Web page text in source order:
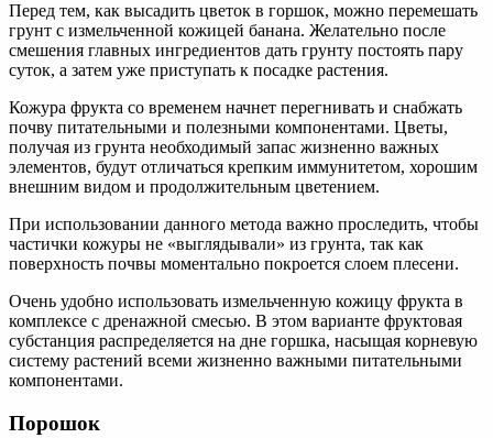
Перед тем, как высадить цветок в горшок, можно перемешать
грунт с измельченной кожицей банана. Желательно после
смешения главных ингредиентов дать грунту постоять пару
суток, а затем уже приступать к посадке растения.
Кожура фрукта со временем начнет перегнивать и снабжать
почву питательными и полезными компонентами. Цветы,
получая из грунта необходимый запас жизненно важных
элементов, будут отличаться крепким иммунитетом, хорошим
внешним видом и продолжительным цветением.
При использовании данного метода важно проследить, чтобы
частички кожуры не «выглядывали» из грунта, так как
поверхность почвы моментально покроется слоем плесени.
Очень удобно использовать измельченную кожицу фрукта в
комплексе с дренажной смесью. В этом варианте фруктовая
субстанция распределяется на дне горшка, насыщая корневую
систему растений всеми жизненно важными питательными
компонентами.
Порошок